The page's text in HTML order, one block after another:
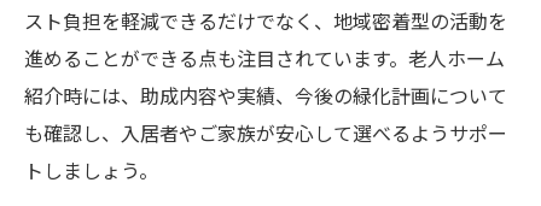
スト負担を軽減できるだけでなく、地域密着型の活動を
進めることができる点も注目されています。老人ホーム
紹介時には、助成内容や実績、今後の緑化計画について
も確認し、入居者やご家族が安心して選べるようサポー
トしましょう。